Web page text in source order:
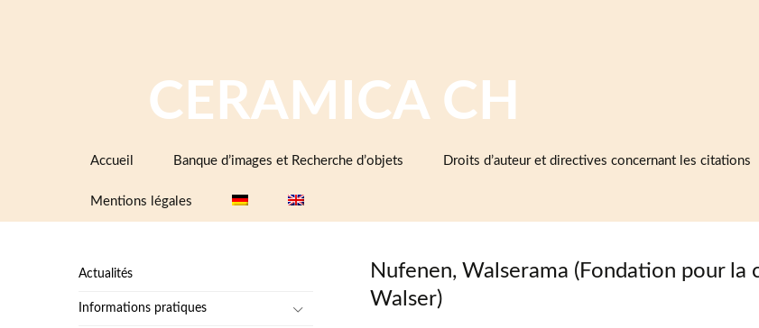
CERAMICA CH
contenu
Accueil Banque d’images et Recherche d’objets Droits d’auteur et directives concernant les citations
Mentions légales
Nufenen, Walserama (Fondation pour la
Walser)
Actualités
Informations pratiques